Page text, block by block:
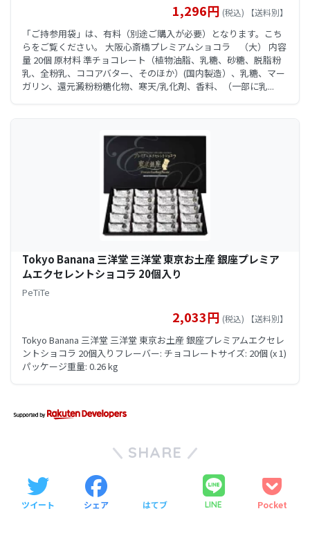
1,296円 (税込) 【送料別】
「ご持参用袋」は、有料（別途ご購入が必要）となります。こち
らをご覧ください。 大阪心斎橋プレミアムショコラ （大） 内容
量 20個 原材料 準チョコレート（植物油脂、乳糖、砂糖、脱脂粉
乳、全粉乳、ココアバター、そのほか）(国内製造）、乳糖、マー
ガリン、還元澱粉粉糖化物、寒天/乳化剤、香料、（一部に乳...
Tokyo Banana 三洋堂 三洋堂 東京お土産 銀座プレミア
ムエクセレントショコラ 20個入り
PeTiTe
2,033円 (税込) 【送料別】
Tokyo Banana 三洋堂 三洋堂 東京お土産 銀座プレミアムエクセレ
ントショコラ 20個入りフレーバー: チョコレートサイズ: 20個 (x 1)
パッケージ重量: 0.26 kg
SHARE
ツイート シェア はてブ LINE Pocket